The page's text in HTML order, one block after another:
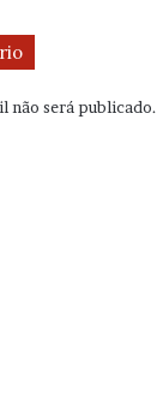
não será publicado.